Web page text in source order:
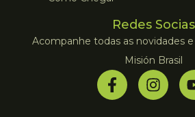
Redes Socias
Acompanhe todas as novidades
Misión Brasil